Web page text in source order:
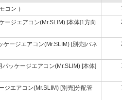
コン ）
ージエアコン(Mr.SLIM) [本体]1方向
ケージエアコン(Mr.SLIM) [別売]パネ
パッケージエアコン(Mr.SLIM) [本体]
ジエアコン(Mr.SLIM) [別売]分配管